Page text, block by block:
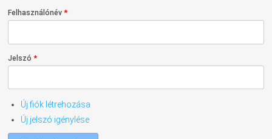
Felhasználónév*
Jelszó*
Új fiók létrehozása
Új jelszó igénylése